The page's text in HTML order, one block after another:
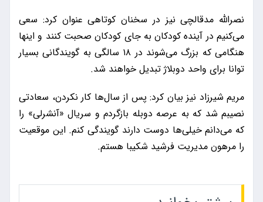
نصرالله مدقالچی نیز در سخنان کوتاهی عنوان کرد: سعی
می‌کنیم در آینده کودکان به جای کودکان صحبت کنند و اینها
هنگامی که بزرگ می‌شوند در ۱۸ سالگی به گویندگانی بسیار
توانا برای واحد دوبلاژ تبدیل خواهند شد.
مریم شیرزاد نیز بیان کرد: پس از سال‌ها کار نکردن، سعادتی
نصیبم شد که به عرصه دوبله بازگردم و سریال «آنشرلی» را
که می‌دانم خیلی‌ها دوست دارند گویندگی کنم. این موقعیت
را مرهون مدیریت فرشید شکیبا هستم.